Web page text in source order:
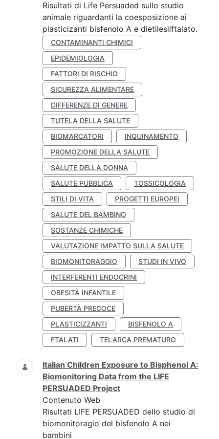
Risultati di Life Persuaded sullo studio
animale riguardanti la coesposizione ai
plasticizanti bisfenolo A e dietilesilftalato.
CONTAMINANTI CHIMICI
EPIDEMIOLOGIA
FATTORI DI RISCHIO
SICUREZZA ALIMENTARE
DIFFERENZE DI GENERE
TUTELA DELLA SALUTE
BIOMARCATORI
INQUINAMENTO
PROMOZIONE DELLA SALUTE
SALUTE DELLA DONNA
SALUTE PUBBLICA
TOSSICOLOGIA
STILI DI VITA
PROGETTI EUROPEI
SALUTE DEL BAMBINO
SOSTANZE CHIMICHE
VALUTAZIONE IMPATTO SULLA SALUTE
BIOMONITORAGGIO
STUDI IN VIVO
INTERFERENTI ENDOCRINI
OBESITÀ INFANTILE
PUBERTÀ PRECOCE
PLASTICIZZANTI
BISFENOLO A
FTALATI
TELARCA PREMATURO
Italian Children Exposure to Bisphenol A:
Biomonitoring Data from the LIFE
PERSUADED Project
Contenuto Web
Risultati LIFE PERSUADED dello studio di
biomonitoragio del bisfenolo A nei
bambini